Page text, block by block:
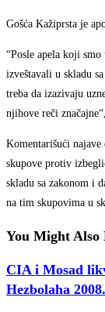
Gošća Kažiprsta je
“Posle apela koji
izveštavali u skladu
treba da izazivaju
njihove reči
Komentarišući
skupove protiv
skladu sa zakonom i
na tim skupovima u
You Might Also
CIA i Mosad
Hezbolaha 2008.